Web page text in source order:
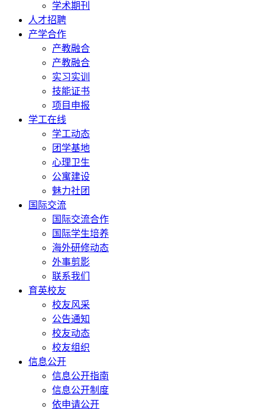
学术期刊
人才招聘
产学合作
产教融合
产教融合
实习实训
技能证书
项目申报
学工在线
学工动态
团学基地
心理卫生
公寓建设
魅力社团
国际交流
国际交流合作
国际学生培养
海外研修动态
外事剪影
联系我们
育英校友
校友风采
公告通知
校友动态
校友组织
信息公开
信息公开指南
信息公开制度
依申请公开